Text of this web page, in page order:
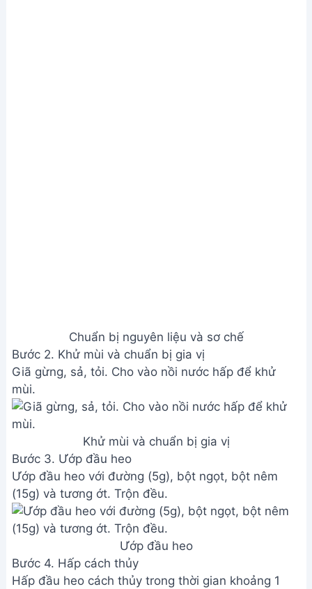
Chuẩn bị nguyên liệu và sơ chế
Bước 2. Khử mùi và chuẩn bị gia vị
Giã gừng, sả, tỏi. Cho vào nồi nước hấp để khử
mùi.
Khử mùi và chuẩn bị gia vị
Bước 3. Ướp đầu heo
Ướp đầu heo với đường (5g), bột ngọt, bột nêm
(15g) và tương ớt. Trộn đều.
Ướp đầu heo
Bước 4. Hấp cách thủy
Hấp đầu heo cách thủy trong thời gian khoảng 1